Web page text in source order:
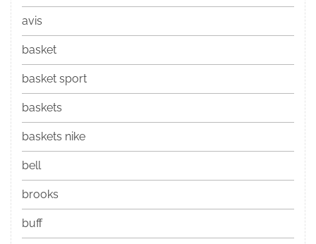
avis
basket
basket sport
baskets
baskets nike
bell
brooks
buff